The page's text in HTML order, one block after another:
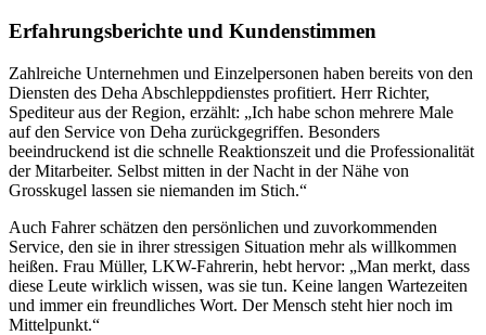
Erfahrungsberichte und Kundenstimmen
Zahlreiche Unternehmen und Einzelpersonen haben bereits von den
Diensten des Deha Abschleppdienstes profitiert. Herr Richter,
Spediteur aus der Region, erzählt: „Ich habe schon mehrere Male
auf den Service von Deha zurückgegriffen. Besonders
beeindruckend ist die schnelle Reaktionszeit und die Professionalität
der Mitarbeiter. Selbst mitten in der Nacht in der Nähe von
Grosskugel lassen sie niemanden im Stich.“
Auch Fahrer schätzen den persönlichen und zuvorkommenden
Service, den sie in ihrer stressigen Situation mehr als willkommen
heißen. Frau Müller, LKW-Fahrerin, hebt hervor: „Man merkt, dass
diese Leute wirklich wissen, was sie tun. Keine langen Wartezeiten
und immer ein freundliches Wort. Der Mensch steht hier noch im
Mittelpunkt.“